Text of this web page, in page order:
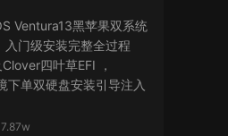
2026 for Mac v27.8.0
Ventura13黑苹果双系统
入门级安装完整全过程
四叶草EFI ，
下单双硬盘安装引导注入
7.87w